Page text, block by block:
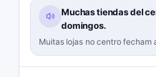
Muchas tiendas del
domingos.
Muitas lojas no centro fecham